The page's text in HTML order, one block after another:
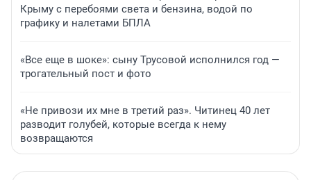
Крыму с перебоями света и бензина, водой по
графику и налетами БПЛА
«Все еще в шоке»: сыну Трусовой исполнился год —
трогательный пост и фото
«Не привози их мне в третий раз». Читинец 40 лет
разводит голубей, которые всегда к нему
возвращаются